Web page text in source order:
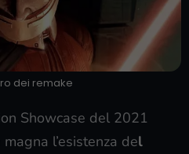
dei remake
Showcase del 2021
l’esistenza del